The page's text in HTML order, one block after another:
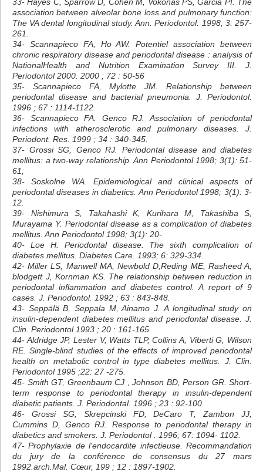
association between alveolar bone loss and pulmonary function:
The VA dental longitudinal study. Ann. Periodontol. 1998; 3: 257-
261.
34- Scannapieco FA, Ho AW. Potentiel association between
chronic respiratory disease and periodontal disease : analysis of
NationalHealth and Nutrition Examination Survey III. J.
Periodontol 2000. 2000 ; 72 : 50-56
35- Scannapieco FA, Mylotte JM. Relationship between
periodontal disease and bacterial pneumonia. J. Periodontol.
1996 ; 67 : 1114-1122.
36- Scannapieco FA. Genco RJ. Association of periodontal
infections with atherosclerotic and pulmonary diseases. J.
Periodont. Res. 1999 ; 34 : 340-345.
37- Grossi SG, Genco RJ. Periodontal disease and diabetes
mellitus: a two-way relationship. Ann Periodontol 1998; 3(1): 51-
61;
38- Soskolne WA. Epidemiological and clinical aspects of
periodontal diseases in diabetics. Ann Periodontol 1998; 3(1): 3-
12.
39- Nishimura S, Takahashi K, Kurihara M, Takashiba S,
Murayama Y. Periodontal disease as a complication of diabetes
mellitus. Ann Periodontol 1998; 3(1): 20-
40- Loe H. Periodontal disease. The sixth complication of
diabetes mellitus. Diabetes Care. 1993; 6: 329-334.
42- Miller LS, Manwell MA, Newbold D,Reding ME, Rasheed A,
blodgett J, Kornman KS. The relationship between reduction in
periodontal inflammation and diabetes control. A report of 9
cases. J. Periodontol. 1992 ; 63 : 843-848.
43- Seppälä B, Seppala M, Ainamo J. A longitudinal study on
insulin-dependent diabetes mellitus and periodontal disease. J.
Clin. Periodontol.1993 ; 20 : 161-165.
44- Aldridge JP, Lester V, Watts TLP, Collins A, Viberti G, Wilson
RE. Single-blind studies of the effects of improved periodontal
health on metabolic control in type diabetes mellitus. J. Clin.
Periodontol 1995 ;22: 27 -275.
45- Smith GT, Greenbaum CJ , Johnson BD, Person GR. Short-
term response to periodontal therapy in insulin-dependent
diabetic patients. J. Periodontal. 1996 ; 23 : 92-100.
46- Grossi SG, Skrepcinski FD, DeCaro T, Zambon JJ,
Cummins D, Genco RJ. Response to periodontal therapy in
diabetics and smokers. J. Periodontol . 1996; 67: 1094- 1102.
47- Prophylaxie de l'endocardite infectieuse. Recommandation
du jury de la conférence de consensus du 27 mars
1992.arch.Mal. Cœur, 199 ; 12 : 1897-1902.